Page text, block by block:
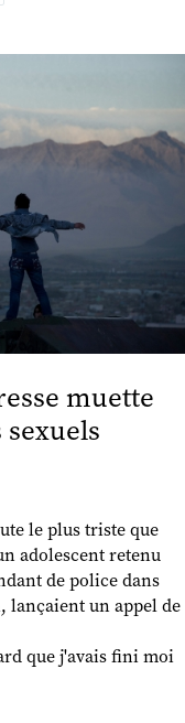
muette
sexuels
le plus triste que
adolescent retenu
de police dans
lançaient un appel de
que j'avais fini moi